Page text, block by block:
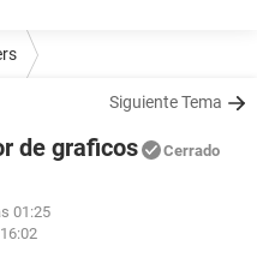
Siguiente Tema
de graficos Cerrado
01:25